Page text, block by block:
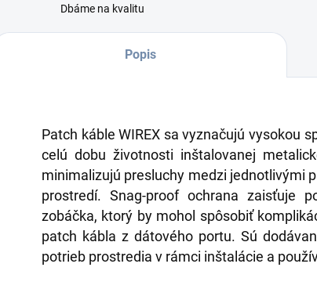
Dbáme na kvalitu
Popis
Patch káble WIREX sa vyznačujú vysokou
celú dobu životnosti inštalovanej
minimalizujú presluchy medzi jednotlivými
prostredí. Snag-proof ochrana zaisťuje
zobáčka, ktorý by mohol spôsobiť
patch kábla z dátového portu. Sú
potrieb prostredia v rámci inštalácie a